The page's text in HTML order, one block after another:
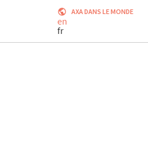
AXA DANS LE MONDE
en
fr